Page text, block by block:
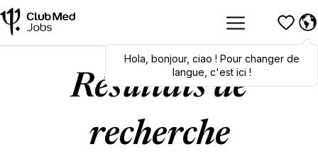
Hola,bonjour,ciao! To switch
languages, click here!
Hola bonjour, ciao ! Pour changer de
langue, c'est ici !
Résultats de
recherche